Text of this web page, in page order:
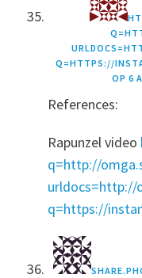
Q=HTTPS://
OP 6
References:
Rapunzel video
q=http://
urldocs=http://
q=https://